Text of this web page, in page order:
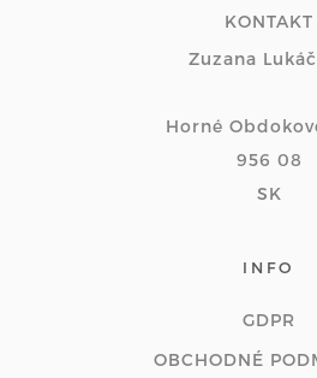
KONTAKT
Zuzana
Horné
956 08
SK
INFO
GDPR
OBCHODNÉ